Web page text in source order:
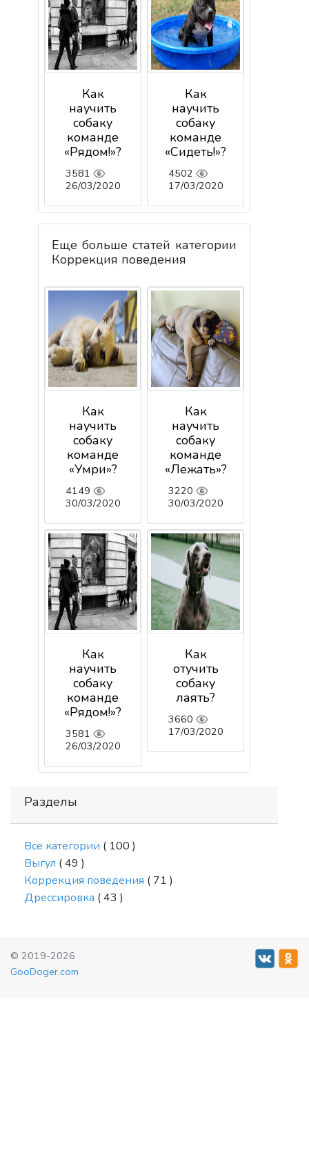
Как
научить
собаку
команде
«Рядом!»?
3581
26/03/2020
Как
научить
собаку
команде
«Сидеть!»?
4502
17/03/2020
Еще больше статей категории
Коррекция поведения
Как
научить
собаку
команде
«Умри»?
4149
30/03/2020
Как
научить
собаку
команде
«Лежать»?
3220
30/03/2020
Как
научить
собаку
команде
«Рядом!»?
3581
26/03/2020
Как
отучить
собаку
лаять?
3660
17/03/2020
Разделы
Все категории ( 100 )
Выгул ( 49 )
Коррекция поведения ( 71 )
Дрессировка ( 43 )
© 2019-2026
GooDoger.com